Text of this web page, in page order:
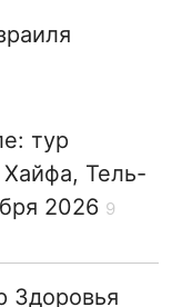
тур
Тель-
2026 9
Здоровья